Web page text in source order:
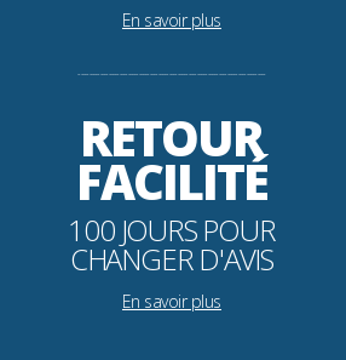
En savoir plus
--------------------------------------------------------------------
RETOUR
FACILITÉ
100 JOURS POUR
CHANGER D'AVIS
En savoir plus